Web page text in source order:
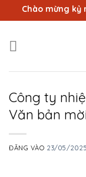
qua
dung
Chào mừng kỷ
Công ty
Văn bản
ĐĂNG VÀO 23/05/2025